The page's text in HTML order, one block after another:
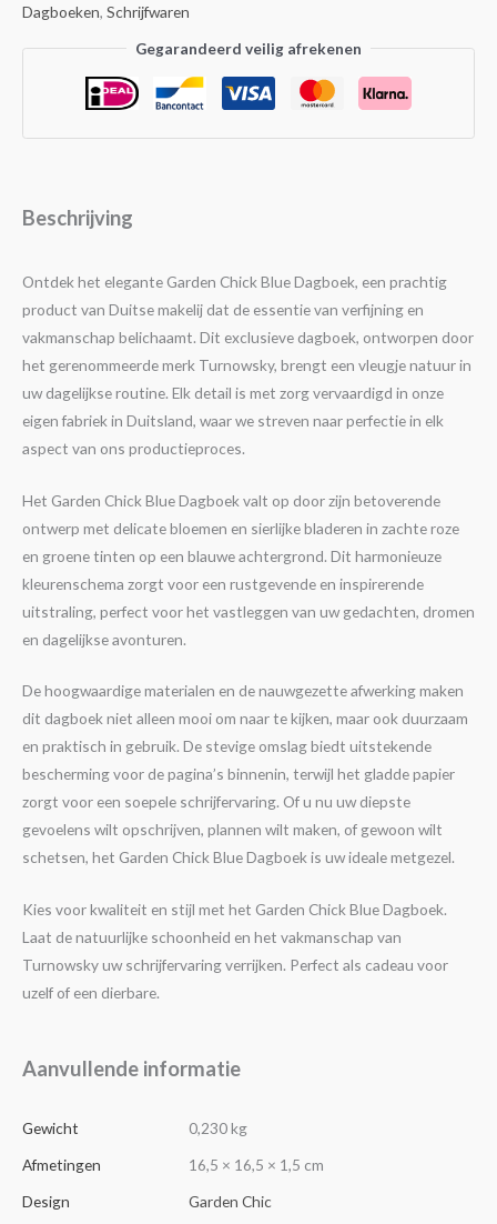
Dagboeken, Schrijfwaren
Gegarandeerd veilig afrekenen
Beschrijving
Ontdek het elegante Garden Chick Blue Dagboek, een prachtig
product van Duitse makelij dat de essentie van verfijning en
vakmanschap belichaamt. Dit exclusieve dagboek, ontworpen door
het gerenommeerde merk Turnowsky, brengt een vleugje natuur in
uw dagelijkse routine. Elk detail is met zorg vervaardigd in onze
eigen fabriek in Duitsland, waar we streven naar perfectie in elk
aspect van ons productieproces.
Het Garden Chick Blue Dagboek valt op door zijn betoverende
ontwerp met delicate bloemen en sierlijke bladeren in zachte roze
en groene tinten op een blauwe achtergrond. Dit harmonieuze
kleurenschema zorgt voor een rustgevende en inspirerende
uitstraling, perfect voor het vastleggen van uw gedachten, dromen
en dagelijkse avonturen.
De hoogwaardige materialen en de nauwgezette afwerking maken
dit dagboek niet alleen mooi om naar te kijken, maar ook duurzaam
en praktisch in gebruik. De stevige omslag biedt uitstekende
bescherming voor de pagina’s binnenin, terwijl het gladde papier
zorgt voor een soepele schrijfervaring. Of u nu uw diepste
gevoelens wilt opschrijven, plannen wilt maken, of gewoon wilt
schetsen, het Garden Chick Blue Dagboek is uw ideale metgezel.
Kies voor kwaliteit en stijl met het Garden Chick Blue Dagboek.
Laat de natuurlijke schoonheid en het vakmanschap van
Turnowsky uw schrijfervaring verrijken. Perfect als cadeau voor
uzelf of een dierbare.
Aanvullende informatie
Gewicht
0,230 kg
Afmetingen
16,5 × 16,5 × 1,5 cm
Design
Garden Chic